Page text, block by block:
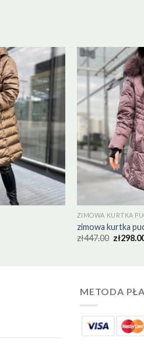
ZIMOWA KURTKA
zimowa kurtka
zł447.00 zł
METODA